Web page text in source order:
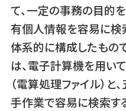
て、一定の事務の目的
有個人情報を容易に検
体系的に構成したもの
は、電子計算機を用い
（電算処理ファイル）
手作業で容易に検索す